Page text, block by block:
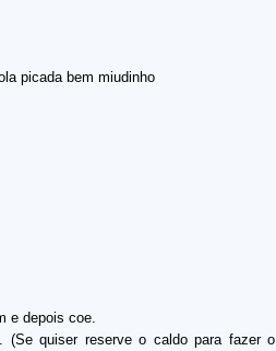
picada bem miudinho
e depois coe.
(Se quiser reserve o caldo para fazer o